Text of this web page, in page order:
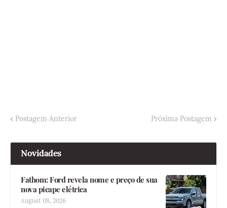
Postagem Anterior Próxima Postagem
Novidades
Fathom: Ford revela nome e preço de sua
nova picape elétrica
August 08, 2026